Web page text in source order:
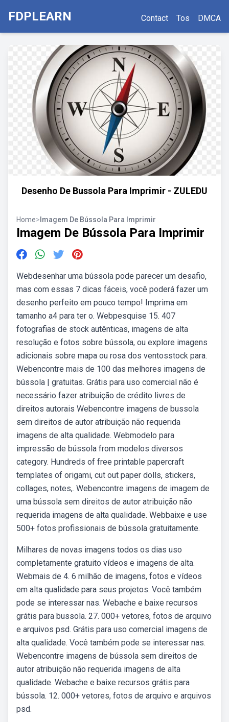
FDPLEARN Contact Tos DMCA
Desenho De Bussola Para Imprimir - ZULEDU
Home> Imagem De Bússola Para Imprimir
Imagem De Bússola Para Imprimir
Webdesenhar uma bússola pode parecer um desafio,
mas com essas 7 dicas fáceis, você poderá fazer um
desenho perfeito em pouco tempo! Imprima em
tamanho a4 para ter o. Webpesquise 15. 407
fotografias de stock autênticas, imagens de alta
resolução e fotos sobre bússola, ou explore imagens
adicionais sobre mapa ou rosa dos ventosstock para.
Webencontre mais de 100 das melhores imagens de
bússola | gratuitas. Grátis para uso comercial não é
necessário fazer atribuição de crédito livres de
direitos autorais Webencontre imagens de bussola
sem direitos de autor atribuição não requerida
imagens de alta qualidade. Webmodelo para
impressão de bússola from modelos diversos
category. Hundreds of free printable papercraft
templates of origami, cut out paper dolls, stickers,
collages, notes,. Webencontre imagens de imagem de
uma bússola sem direitos de autor atribuição não
requerida imagens de alta qualidade. Webbaixe e use
500+ fotos profissionais de bússola gratuitamente.
Milhares de novas imagens todos os dias uso
completamente gratuito vídeos e imagens de alta.
Webmais de 4. 6 milhão de imagens, fotos e vídeos
em alta qualidade para seus projetos. Você também
pode se interessar nas. Webache e baixe recursos
grátis para bussola. 27. 000+ vetores, fotos de arquivo
e arquivos psd. Grátis para uso comercial imagens de
alta qualidade. Você também pode se interessar nas.
Webencontre imagens de bússola sem direitos de
autor atribuição não requerida imagens de alta
qualidade. Webache e baixe recursos grátis para
bússola. 12. 000+ vetores, fotos de arquivo e arquivos
psd.